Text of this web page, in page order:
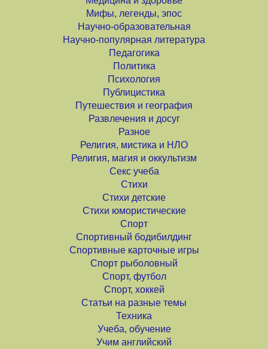
Мифы, легенды, эпос
Научно-образовательная
Научно-популярная литература
Педагогика
Политика
Психология
Публицистика
Путешествия и география
Развлечения и досуг
Разное
Религия, мистика и НЛО
Религия, магия и оккультизм
Секс учеба
Стихи
Стихи детские
Стихи юмористические
Спорт
Спортивный бодибилдинг
Спортивные карточные игры
Спорт рыболовный
Спорт, футбол
Спорт, хоккей
Статьи на разные темы
Техника
Учеба, обучение
Учим английский